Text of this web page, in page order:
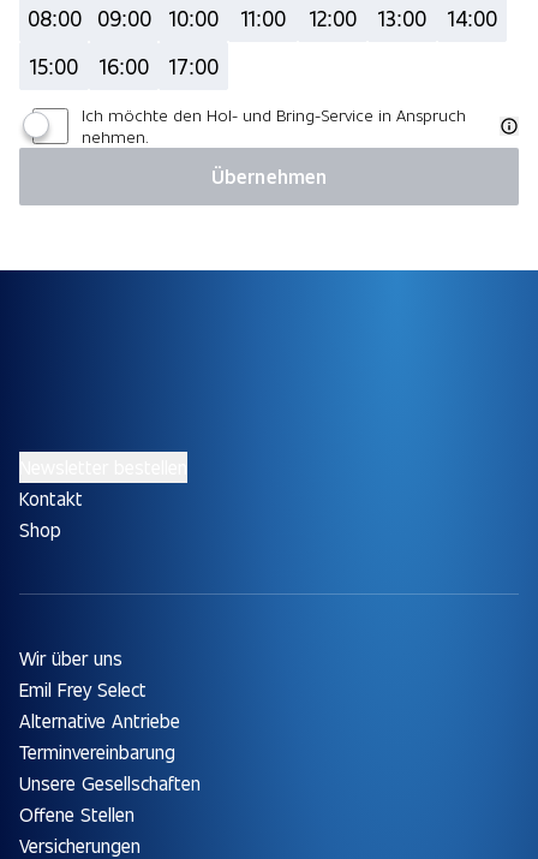
08:00 09:00 10:00 11:00 12:00 13:00
14:00
15:00
16:00 17:00
Ich möchte den Hol- und Bring-Service in Anspruch
nehmen.
Übernehmen
Kontakt
Shop
Wir über uns
Emil Frey Select
Alternative Antriebe
Terminvereinbarung
Unsere Gesellschaften
Offene Stellen
Versicherungen